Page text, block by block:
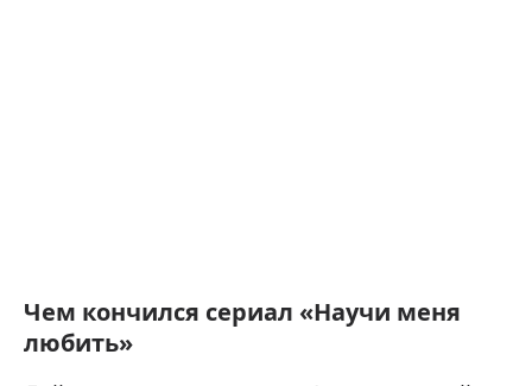
Чем кончился сериал «Научи меня
любить»